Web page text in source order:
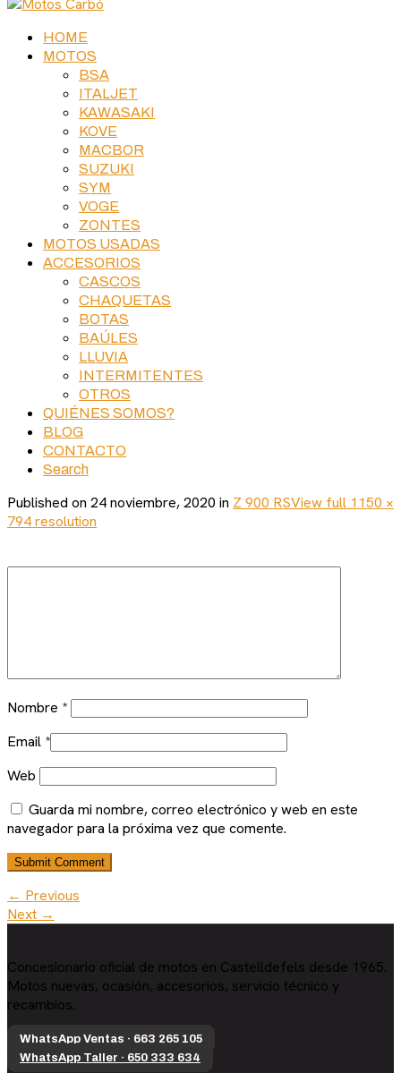
HOME
MOTOS
BSA
ITALJET
KAWASAKI
KOVE
MACBOR
SUZUKI
SYM
VOGE
ZONTES
MOTOS USADAS
ACCESORIOS
CASCOS
CHAQUETAS
BOTAS
BAÚLES
LLUVIA
INTERMITENTES
OTROS
QUIÉNES SOMOS?
BLOG
CONTACTO
Search
Published on 24 noviembre, 2020 in Z 900 RSView full 1150 ×
794 resolution
Nombre *
Email *
Web
Guarda mi nombre, correo electrónico y web en este
navegador para la próxima vez que comente.
← Previous
Next →
Concesionario oficial de motos en Castelldefels desde 1965.
Motos nuevas, ocasión, accesorios, servicio técnico y
recambios.
WhatsApp Ventas · 663 265 105
WhatsApp Taller · 650 333 634